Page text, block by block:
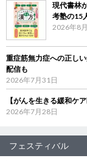
現代書林
考塾の15
2026年8
重症筋無力症への正し
配信も
2026年7月31日
【がんを生きる緩和ケ
2026年7月28日
フェスティバル